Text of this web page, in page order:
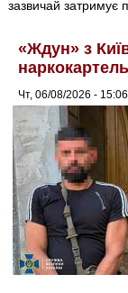
зазвичай затримує
«Ждун» з
наркокартель
Чт, 06/08/2026 - 15:06